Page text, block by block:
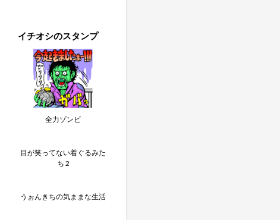
イチオシのスタンプ
全力ゾンビ
目が笑ってない着ぐるみた
ち 2
うぉんきちの気ままな生活